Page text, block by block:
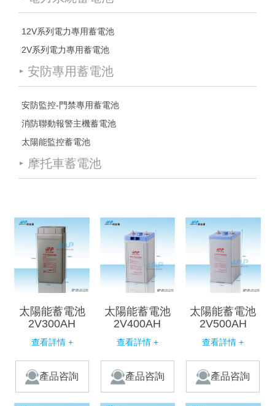
12V系列電力專用蓄電池
2V系列電力專用蓄電池
▲ 安防專用蓄電池
安防監控-門禁專用蓄電池
消防聯動報警主機蓄電池
太陽能監控蓄電池
▲ 摩托車蓄電池
太陽能蓄電池
2V300AH
查看詳情 +
產品咨詢
太陽能蓄電池
2V400AH
查看詳情 +
產品咨詢
太陽能蓄電池
2V500AH
查看詳情 +
產品咨詢